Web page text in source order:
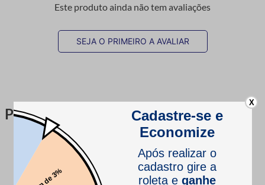
Este produto ainda não tem avaliações
SEJA O PRIMEIRO A AVALIAR
Perguntas & respostas
Este produto ainda não tem perguntas
SEJA O PRIMEIRO A PERGUNTAR
X